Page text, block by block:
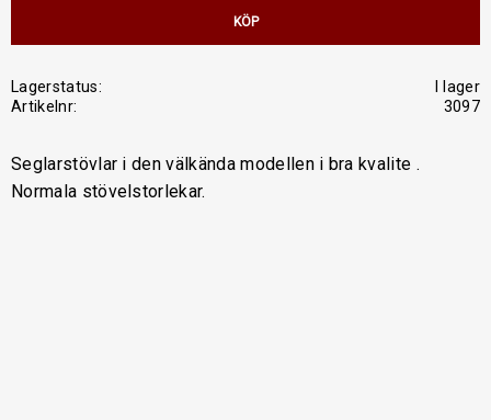
KÖP
Lagerstatus
I lager
Artikelnr
3097
Seglarstövlar i den välkända modellen i bra kvalite .
Normala stövelstorlekar.